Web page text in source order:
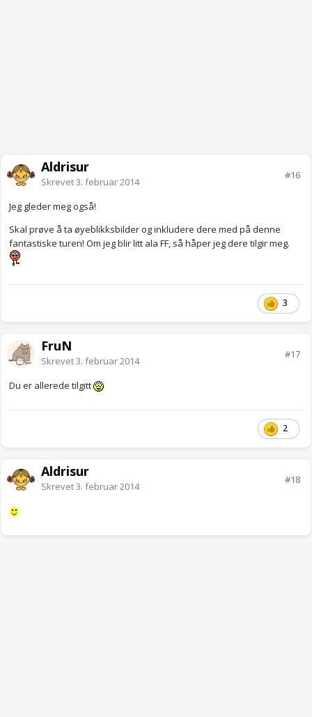
Aldrisur
Skrevet3. februar 2014
#16
Jeg gleder meg også!
Skal prøve å ta øyeblikksbilder og inkludere dere med på denne
fantastiske turen! Om jeg blir litt ala FF, så håper jeg dere tilgir meg.
3
FruN
Skrevet3. februar 2014
#17
Du er allerede tilgitt
2
Aldrisur
Skrevet3. februar 2014
#18